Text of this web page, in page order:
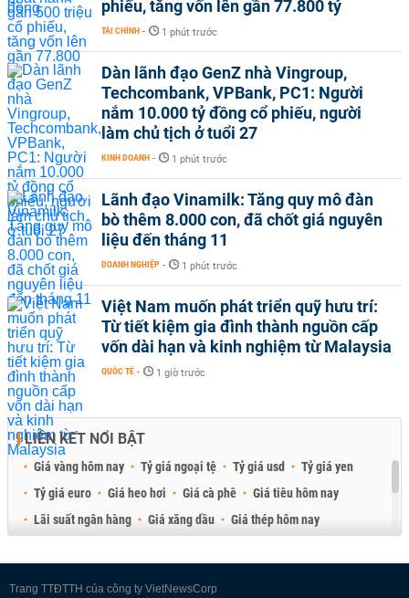
phiếu, tăng vốn lên gần 77.800 tỷ
TÀI CHÍNH - 1 phút trước
Dàn lãnh đạo GenZ nhà Vingroup,
Techcombank, VPBank, PC1: Người
nắm 10.000 tỷ đồng cổ phiếu, người
làm chủ tịch ở tuổi 27
KINH DOANH - 1 phút trước
Lãnh đạo Vinamilk: Tăng quy mô đàn
bò thêm 8.000 con, đã chốt giá nguyên
liệu đến tháng 11
DOANH NGHIỆP - 1 phút trước
Việt Nam muốn phát triển quỹ hưu trí:
Từ tiết kiệm gia đình thành nguồn cấp
vốn dài hạn và kinh nghiệm từ Malaysia
QUỐC TẾ - 1 giờ trước
LIÊN KẾT NỔI BẬT
Giá vàng hôm nay Tỷ giá ngoại tệ Tỷ giá usd
Tỷ giá yen
Tỷ giá euro
Giá heo hơi Giá cà phê
Giá tiêu hôm nay
Lãi suất ngân hàng
Giá xăng dầu
Giá thép hôm nay
Trang TTĐTTH của công ty VietNewsCorp